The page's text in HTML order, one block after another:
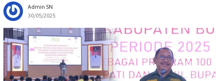
Admin SN
30/05/2025